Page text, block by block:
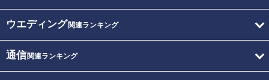
ウエディング関連ランキング
通信関連ランキング